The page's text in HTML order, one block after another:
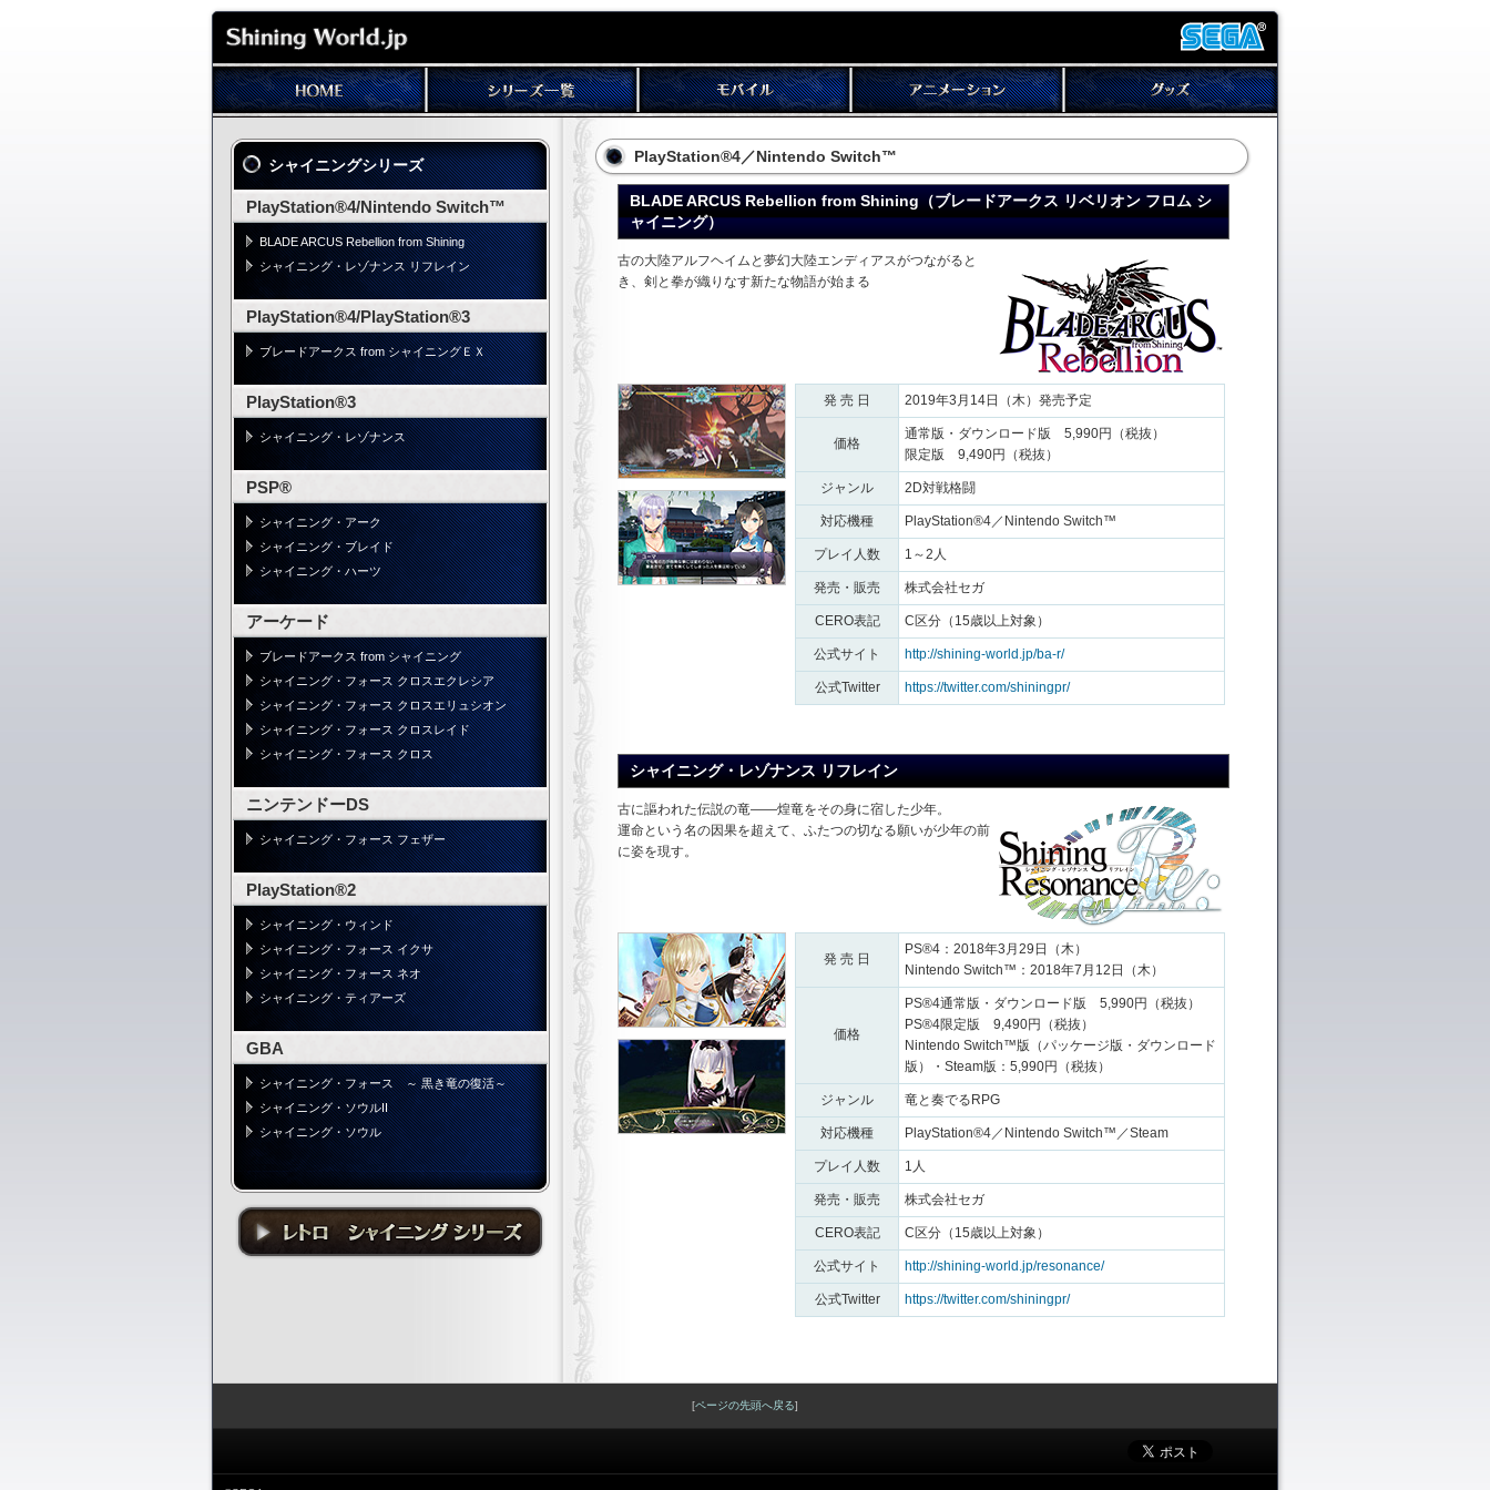
シャイニングシリーズ
PlayStation®4/Nintendo Switch™
BLADE ARCUS Rebellion from Shining
シャイニング・レゾナンス リフレイン
PlayStation®4/PlayStation®3
ブレードアークス from シャイニングＥＸ
PlayStation®3
シャイニング・レゾナンス
PSP®
シャイニング・アーク
シャイニング・ブレイド
シャイニング・ハーツ
アーケード
ブレードアークス from シャイニング
シャイニング・フォース クロスエクレシア
シャイニング・フォース クロスエリュシオン
シャイニング・フォース クロスレイド
シャイニング・フォース クロス
ニンテンドーDS
シャイニング・フォース フェザー
PlayStation®2
シャイニング・ウィンド
シャイニング・フォース イクサ
シャイニング・フォース ネオ
シャイニング・ティアーズ
GBA
シャイニング・フォース ～ 黒き竜の復活～
シャイニング・ソウルII
シャイニング・ソウル
PlayStation®4／Nintendo Switch™
BLADE ARCUS Rebellion from Shining（ブレードアークス リベリオン フロム シ
ャイニング）
古の大陸アルフヘイムと夢幻大陸エンディアスがつながると
き、剣と拳が織りなす新たな物語が始まる
発 売 日 2019年3月14日（木）発売予定
価格
通常版・ダウンロード版 5,990円（税抜）
限定版 9,490円（税抜）
ジャンル 2D対戦格闘
対応機種 PlayStation®4／Nintendo Switch™
プレイ人数 1～2人
発売・販売 株式会社セガ
CERO表記 C区分（15歳以上対象）
公式サイト http://shining-world.jp/ba-r/
公式Twitter https://twitter.com/shiningpr/
シャイニング・レゾナンス リフレイン
古に謳われた伝説の竜――煌竜をその身に宿した少年。
運命という名の因果を超えて、ふたつの切なる願いが少年の前
に姿を現す。
発 売 日
PS®4：2018年3月29日（木）
Nintendo Switch™：2018年7月12日（木）
価格
PS®4通常版・ダウンロード版 5,990円（税抜）
PS®4限定版 9,490円（税抜）
Nintendo Switch™版（パッケージ版・ダウンロード
版）・Steam版：5,990円（税抜）
ジャンル 竜と奏でるRPG
対応機種 PlayStation®4／Nintendo Switch™／Steam
プレイ人数 1人
発売・販売 株式会社セガ
CERO表記 C区分（15歳以上対象）
公式サイト http://shining-world.jp/resonance/
公式Twitter https://twitter.com/shiningpr/
[ページの先頭へ戻る]